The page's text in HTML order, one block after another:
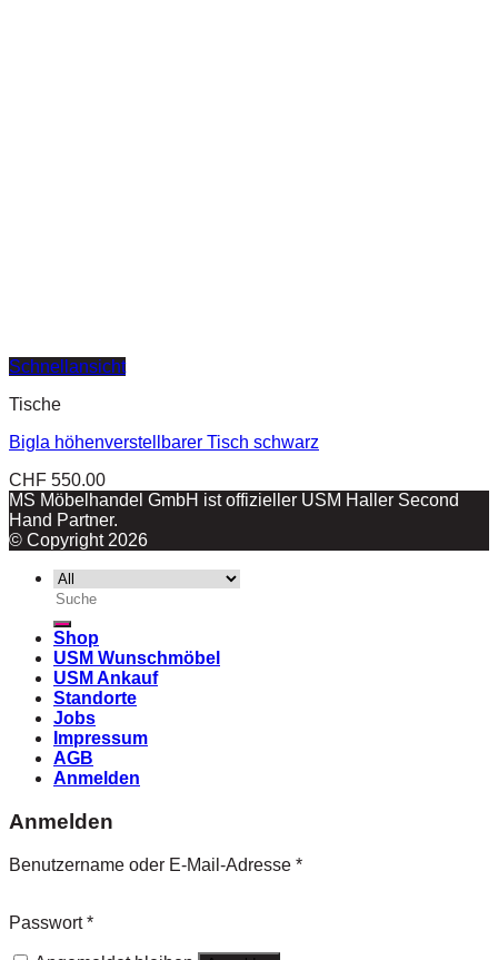
Schnellansicht
Tische
Bigla höhenverstellbarer Tisch schwarz
CHF 550.00
MS Möbelhandel GmbH ist offizieller USM Haller Second
Hand Partner.
© Copyright 2026
Suche
nach:
Shop
USM Wunschmöbel
USM Ankauf
Standorte
Jobs
Impressum
AGB
Anmelden
Anmelden
Benutzername oder E-Mail-Adresse *
Passwort*